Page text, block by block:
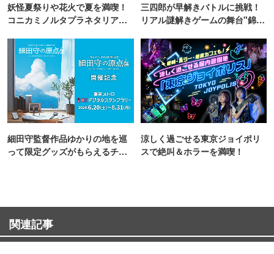
妖怪夏祭りや花火で夏を満喫！
コニカミノルタプラネタリア
三四郎が早解きバトルに挑戦！
リアル謎解きゲームの舞台"錦糸
細田守監督作品ゆかりの地を巡
って限定グッズがもらえるチャ
涼しく過ごせる東京ジョイポリ
スで絶叫＆ホラーを満喫！
関連記事